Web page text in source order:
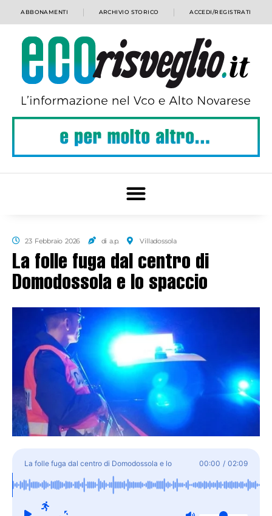
ABBONAMENTI ARCHIVIO STORICO ACCEDI/REGISTRATI
23 Febbraio 2026 di a.p. Villadossola
La folle fuga dal centro di
Domodossola e lo spaccio
La folle fuga dal centro di Domodossola e lo
spaccio
00:00 / 02:09